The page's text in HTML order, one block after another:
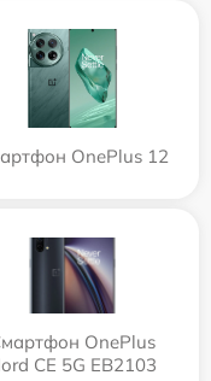
OnePlus 12
OnePlus
CE 5G EB2103